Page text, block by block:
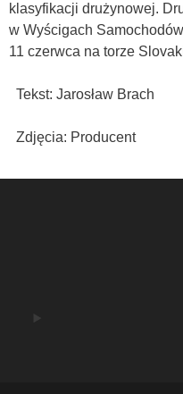
klasyfikacji drużynowej.
w Wyścigach
11 czerwca na torze
Tekst: Jarosław Brach
Zdjęcia: Producent